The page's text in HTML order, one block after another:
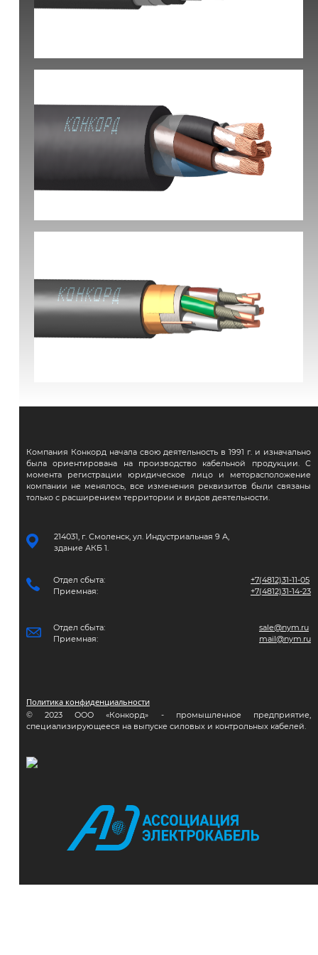
КВБбШвнг(А) -LS
КГ-ХЛ
Компания Конкорд начала свою деятельность в 1991 г. и изначально
была ориентирована на производство кабельной продукции. С
момента регистрации юридическое лицо и меторасположение
компании не менялось, все изменения реквизитов были связаны
только с расширением территории и видов деятельности.
214031, г. Смоленск, ул. Индустриальная 9 А,
здание АКБ 1.
Отдел сбыта:
Приемная:
+7(4812)31-11-05
+7(4812)31-14-23
Отдел сбыта:
Приемная:
sale@nym.ru
mail@nym.ru
Политика конфиденциальности
© 2023 ООО «Конкорд» - промышленное предприятие,
специализирующееся на выпуске силовых и контрольных кабелей.